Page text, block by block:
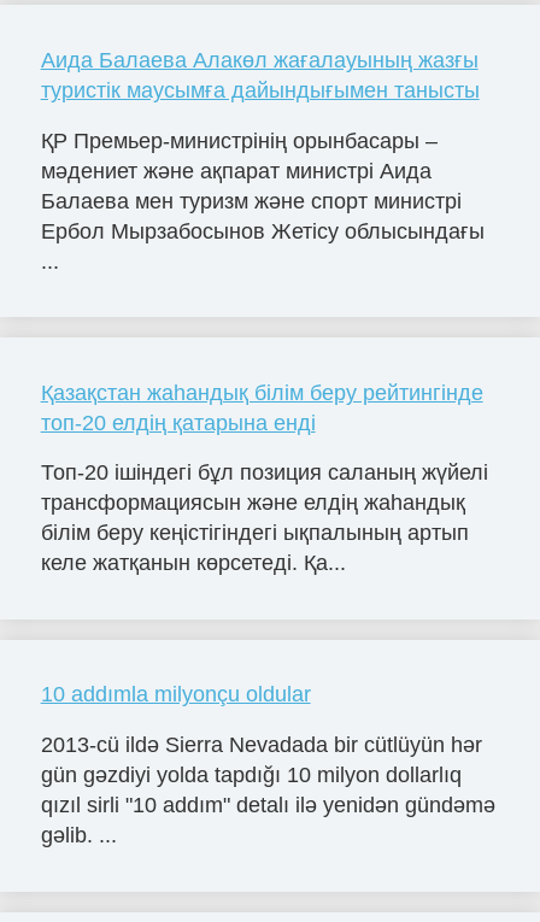
Аида Балаева Алакөл жағалауының жазғы
туристік маусымға дайындығымен танысты
ҚР Премьер-министрінің орынбасары –
мәдениет және ақпарат министрі Аида
Балаева мен туризм және спорт министрі
Ербол Мырзабосынов Жетісу облысындағы
...
Қазақстан жаһандық білім беру рейтингінде
топ-20 елдің қатарына енді
Топ-20 ішіндегі бұл позиция саланың жүйелі
трансформациясын және елдің жаһандық
білім беру кеңістігіндегі ықпалының артып
келе жатқанын көрсетеді. Қа...
10 addımla milyonçu oldular
2013-cü ildə Sierra Nevadada bir cütlüyün hər
gün gəzdiyi yolda tapdığı 10 milyon dollarlıq
qızıl sirli "10 addım" detalı ilə yenidən gündəmə
gəlib. ...